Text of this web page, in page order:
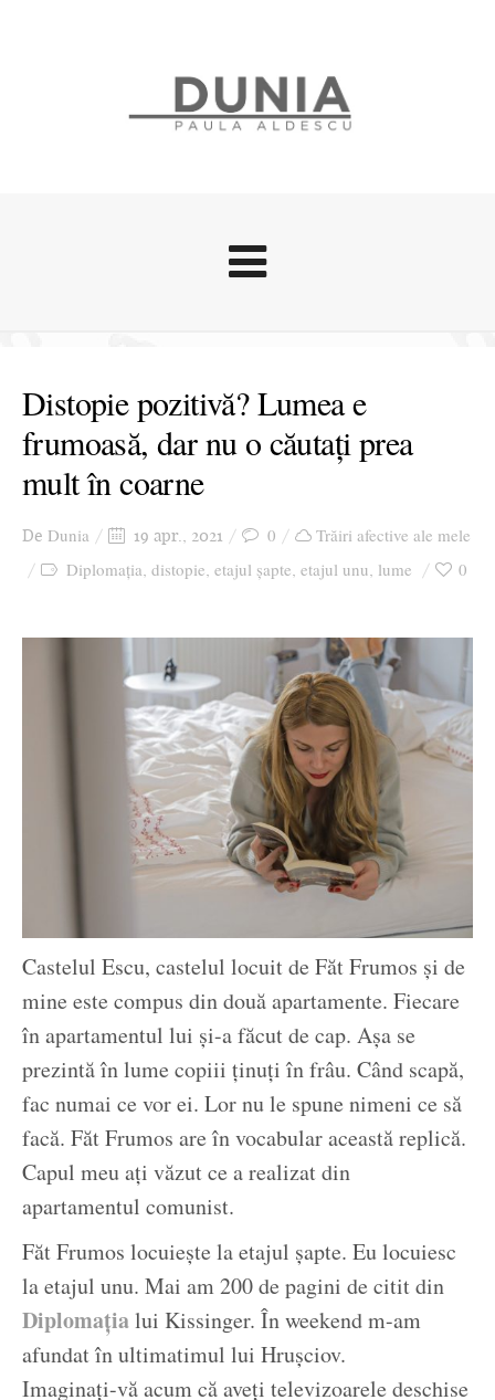
Stari afective
Zice Dunia
Călătorii
Cursuri povestite
Ziua culorii
Distopie pozitivă? Lumea e
frumoasă, dar nu o căutați prea
mult în coarne
De Dunia 19 apr., 2021 0
Trăiri afective ale mele
Diplomația, distopie, etajul șapte, etajul unu, lume 0
Castelul Escu, castelul locuit de Făt Frumos și de
mine este compus din două apartamente. Fiecare
în apartamentul lui și-a făcut de cap. Așa se
prezintă în lume copiii ținuți în frâu. Când scapă,
fac numai ce vor ei. Lor nu le spune nimeni ce să
facă. Făt Frumos are în vocabular această replică.
Capul meu ați văzut ce a realizat din
apartamentul comunist.
Făt Frumos locuiește la etajul șapte. Eu locuiesc
la etajul unu. Mai am 200 de pagini de citit din
Diplomațialui Kissinger. În weekend m-am
afundat în ultimatimul lui Hrușciov.
Imaginați-vă acum că aveți televizoarele deschise